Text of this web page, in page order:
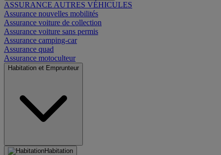
ASSURANCE AUTRES VÉHICULES
Assurance nouvelles mobilités
Assurance voiture de collection
Assurance voiture sans permis
Assurance camping-car
Assurance quad
Assurance motoculteur
Habitation et Emprunteur
Habitation